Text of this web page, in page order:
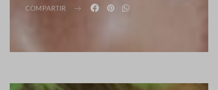
COMPARTIR